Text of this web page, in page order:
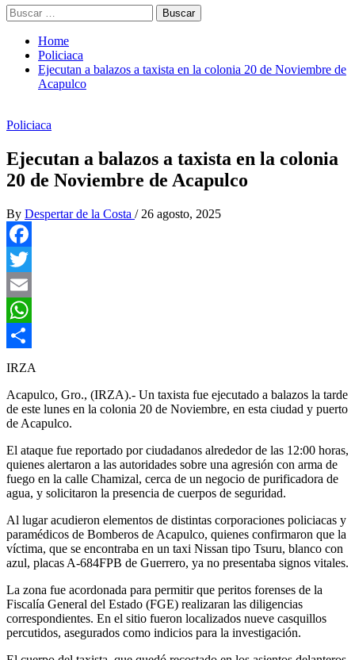
Buscar:
Home
Policiaca
Ejecutan a balazos a taxista en la colonia 20 de Noviembre de
Acapulco
Policiaca
Ejecutan a balazos a taxista en la colonia
20 de Noviembre de Acapulco
By Despertar de la Costa / 26 agosto, 2025
Facebook
Twitter
Email
WhatsApp
Compartir
IRZA
Acapulco, Gro., (IRZA).- Un taxista fue ejecutado a balazos la tarde
de este lunes en la colonia 20 de Noviembre, en esta ciudad y puerto
de Acapulco.
El ataque fue reportado por ciudadanos alrededor de las 12:00 horas,
quienes alertaron a las autoridades sobre una agresión con arma de
fuego en la calle Chamizal, cerca de un negocio de purificadora de
agua, y solicitaron la presencia de cuerpos de seguridad.
Al lugar acudieron elementos de distintas corporaciones policiacas y
paramédicos de Bomberos de Acapulco, quienes confirmaron que la
víctima, que se encontraba en un taxi Nissan tipo Tsuru, blanco con
azul, placas A-684FPB de Guerrero, ya no presentaba signos vitales.
La zona fue acordonada para permitir que peritos forenses de la
Fiscalía General del Estado (FGE) realizaran las diligencias
correspondientes. En el sitio fueron localizados nueve casquillos
percutidos, asegurados como indicios para la investigación.